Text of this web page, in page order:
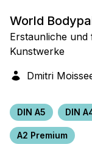
World
Erstaunliche
Kunstwerke
Dmitri
DIN A5 DIN
A2 Premium